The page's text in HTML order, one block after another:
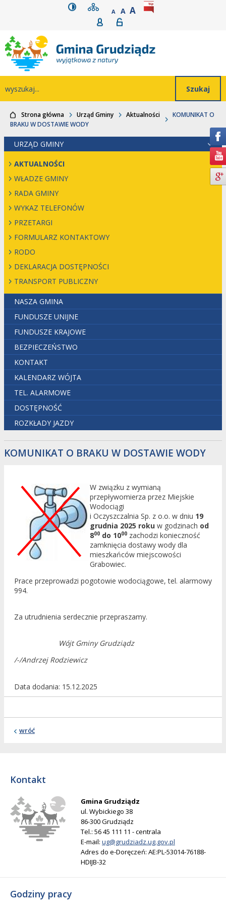
Przejdź do głównego
Przejdź do treści
Przejdź do
wyszukiwarki
Przejdź do mapywersja kontrastowa
mapa serwisu
A POMNIEJSZ CZCIONKĘ
A STANDARDOWY ROZMIAR
A POWIĘKSZ
rozmiar czcionki
Rejestracja
Strona główna Urząd Gminy Aktualności
KOMUNIKAT O
BRAKU W DOSTAWIE WODY
URZĄD GMINY
AKTUALNOŚCI
WŁADZE GMINY
RADA GMINY
WYKAZ TELEFONÓW
PRZETARGI
FORMULARZ KONTAKTOWY
RODO
DEKLARACJA DOSTĘPNOŚCI
TRANSPORT PUBLICZNY
NASZA GMINA
FUNDUSZE UNIJNE
FUNDUSZE KRAJOWE
BEZPIECZEŃSTWO
KONTAKT
KALENDARZ WÓJTA
TEL. ALARMOWE
DOSTĘPNOŚĆ
ROZKŁADY JAZDY
KOMUNIKAT O BRAKU W DOSTAWIE WODY
W związku z wymianą
przepływomierza przez Miejskie
Wodociągi
i Oczyszczalnia Sp. z o.o. w dniu 19
grudnia 2025 rokuw godzinach od
800do 1000 zachodzi konieczność
zamknięcia dostawy wody dla
mieszkańców miejscowości
Grabowiec.
Prace przeprowadzi pogotowie wodociągowe, tel. alarmowy
994.
Za utrudnienia serdecznie przepraszamy.
Wójt Gminy Grudziądz
/-/Andrzej Rodziewicz
Data dodania 15.12.2025
wróć
Kontakt
Gmina Grudziądz
ul. Wybickiego 38
86-300 Grudziądz
Tel.: 56 45 111 11 - centrala
E-mail: ug@grudziadz.ug.gov.pl
Adres do e-Doręczeń: AE:PL-53014-76188-
HDIJB-32
Godziny pracy